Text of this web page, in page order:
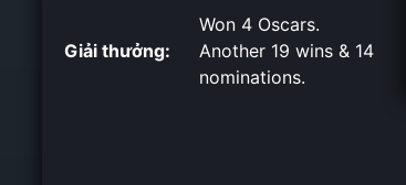
Giải thưởng:
Won 4 Oscars.
Another 19 wins & 14
nominations.